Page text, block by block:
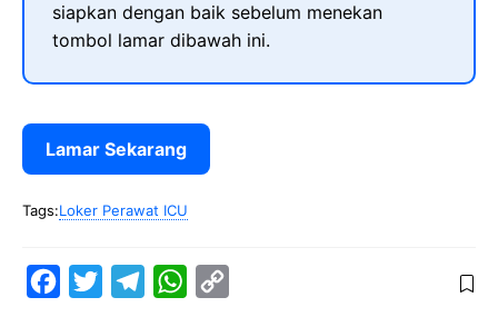
siapkan dengan baik sebelum menekan
tombol lamar dibawah ini.
Lamar Sekarang
Tags:Loker Perawat ICU
W